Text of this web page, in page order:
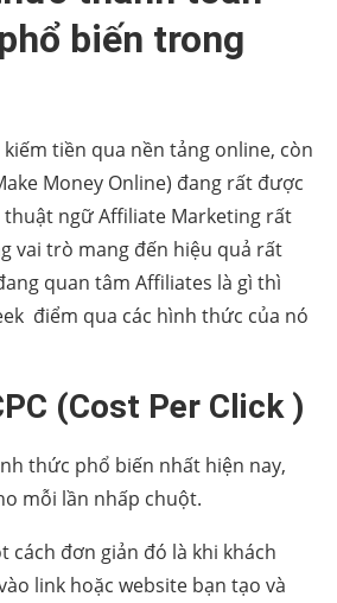
biến trong
tiền qua nền tảng online, còn
Money Online) đang rất được
ngữ Affiliate Marketing rất
vai trò mang đến hiệu quả rất
quan tâm Affiliates là gì thì
điểm qua các hình thức của nó
(Cost Per Click )
thức phổ biến nhất hiện nay,
mỗi lần nhấp chuột.
cách đơn giản đó là khi khách
link hoặc website bạn tạo và